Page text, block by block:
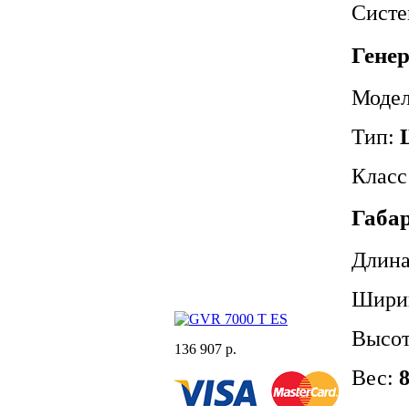
136 907 р.
Тип:
Вес: